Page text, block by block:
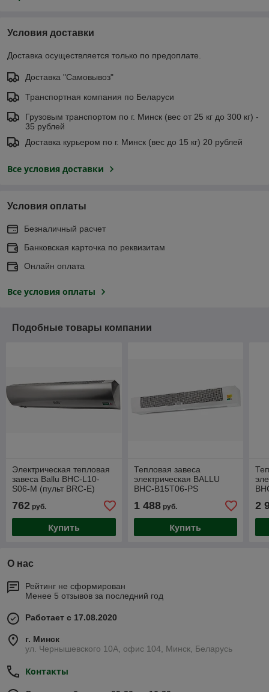
Условия доставки
Доставка осуществляется только по предоплате.
Доставка "Самовывоз"
Транспортная компания по Беларуси
Грузовым транспортом по г. Минск (вес от 25 кг до 300 кг) -
35 рублей
Доставка курьером по г. Минск (вес до 15 кг) 20 рублей
Все условия доставки
Условия оплаты
Безналичный расчет
Банковская карточка по реквизитам
Онлайн оплата
Все условия оплаты
Подобные товары компании
Электрическая тепловая
завеса Ballu BHC-L10-
S06-M (пульт BRC-E)
762 руб.
Купить
Тепловая завеса
электрическая BALLU
BHC-B15T06-PS
1 488руб.
Купить
2
О нас
Рейтинг не сформирован
Менее 5 отзывов за последний год
Работает с 17.08.2020
г. Минск
ул. Чернышевского 10А, офис 104, Минск, Беларусь
Контакты